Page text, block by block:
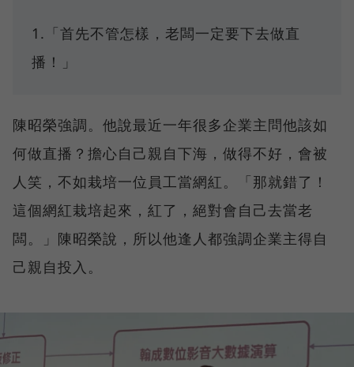
1.「首先不管怎樣，老闆一定要下去做直
播！」
陳昭榮強調。他說最近一年很多企業主問他該如
何做直播？擔心自己親自下海，做得不好，會被
人笑，不如栽培一位員工當網紅。「那就錯了！
這個網紅栽培起來，紅了，絕對會自己去當老
闆。」陳昭榮說，所以他逢人都強調企業主得自
己親自投入。